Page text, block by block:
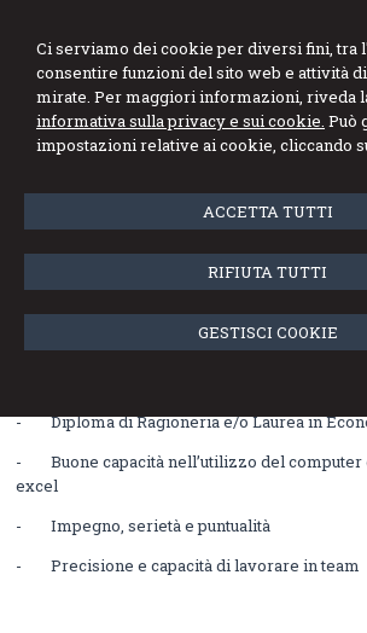
Ci serviamo dei cookie per diversi fini, tra
consentire funzioni del sito web e attività
mirate. Per maggiori informazioni, riveda
informativa sulla privacy e sui cookie. Può
impostazioni relative ai cookie, cliccando
ACCETTA TUTTI
RIFIUTA TUTTI
GESTISCI COOKIE
Ricerca impiegato/a
Lo Studio Rombaldoni è alla ricerca di un/a
- Diploma di Ragioneria e/o Laurea in
- Buone capacità nell’utilizzo del computer
excel
- Impegno, serietà e puntualità
- Precisione e capacità di lavorare in team